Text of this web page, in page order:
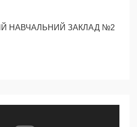
НАВЧАЛЬНИЙ ЗАКЛАД №2